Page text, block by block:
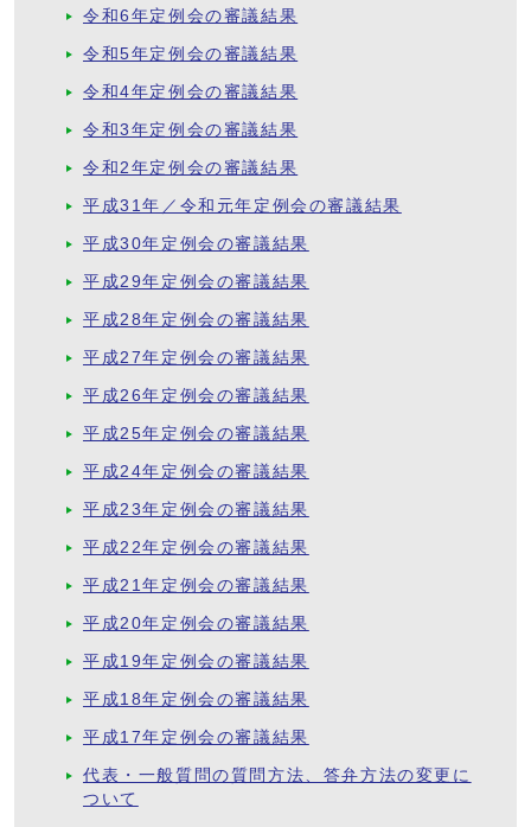
令和6年定例会の審議結果
令和5年定例会の審議結果
令和4年定例会の審議結果
令和3年定例会の審議結果
令和2年定例会の審議結果
平成31年／令和元年定例会の審議結果
平成30年定例会の審議結果
平成29年定例会の審議結果
平成28年定例会の審議結果
平成27年定例会の審議結果
平成26年定例会の審議結果
平成25年定例会の審議結果
平成24年定例会の審議結果
平成23年定例会の審議結果
平成22年定例会の審議結果
平成21年定例会の審議結果
平成20年定例会の審議結果
平成19年定例会の審議結果
平成18年定例会の審議結果
平成17年定例会の審議結果
代表・一般質問の質問方法、答弁方法の変更に
ついて